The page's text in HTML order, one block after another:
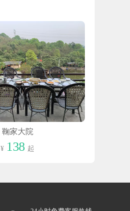
鞠家大院
¥ 138 起